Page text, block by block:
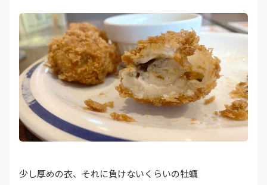
少し厚めの衣、それに負けないくらいの牡蠣